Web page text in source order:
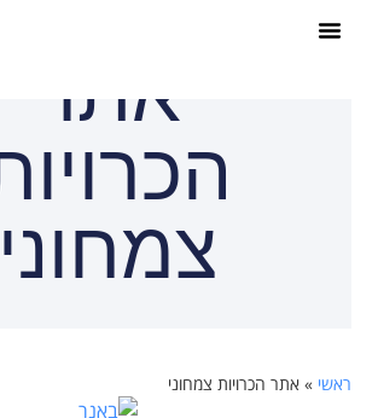
אתר
צמחוני
ראשי »אתר הכרויות צמחוני